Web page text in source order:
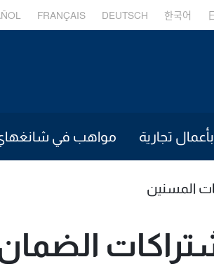
한국어
DEUTSCH
FRANÇAIS
تجارية مواهب في
المسنين
الضمان